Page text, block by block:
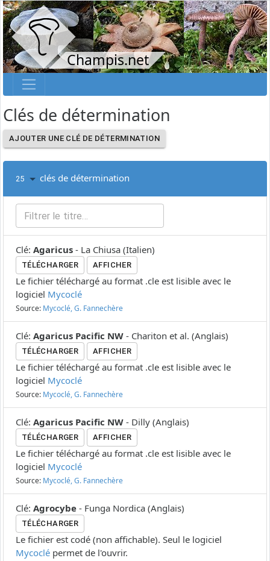
Champis.net
Clés de détermination
AJOUTER UNE CLÉ DE DÉTERMINATION
25 clés de détermination
Clé: Agaricus - La Chiusa (Italien)
TÉLÉCHARGER AFFICHER
Le fichier téléchargé au format .cle est lisible avec le
logiciel Mycoclé
Source: Mycoclé, G. Fannechère
Clé: Agaricus Pacific NW - Chariton et al. (Anglais)
TÉLÉCHARGER AFFICHER
Le fichier téléchargé au format .cle est lisible avec le
logiciel Mycoclé
Source: Mycoclé, G. Fannechère
Clé: Agaricus Pacific NW - Dilly (Anglais)
TÉLÉCHARGER AFFICHER
Le fichier téléchargé au format .cle est lisible avec le
logiciel Mycoclé
Source: Mycoclé, G. Fannechère
Clé: Agrocybe - Funga Nordica (Anglais)
TÉLÉCHARGER
Le fichier est codé (non affichable). Seul le logiciel
Mycoclé permet de l'ouvrir.